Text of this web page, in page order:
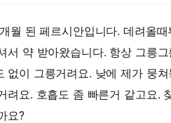
월 된 페르시안입니다. 데려올
서 약 받아왔습니다. 항상 그릉
없이 그릉거려요. 낮에 제가 뭉
려요. 호흡도 좀 빠른거 같고요.
요?